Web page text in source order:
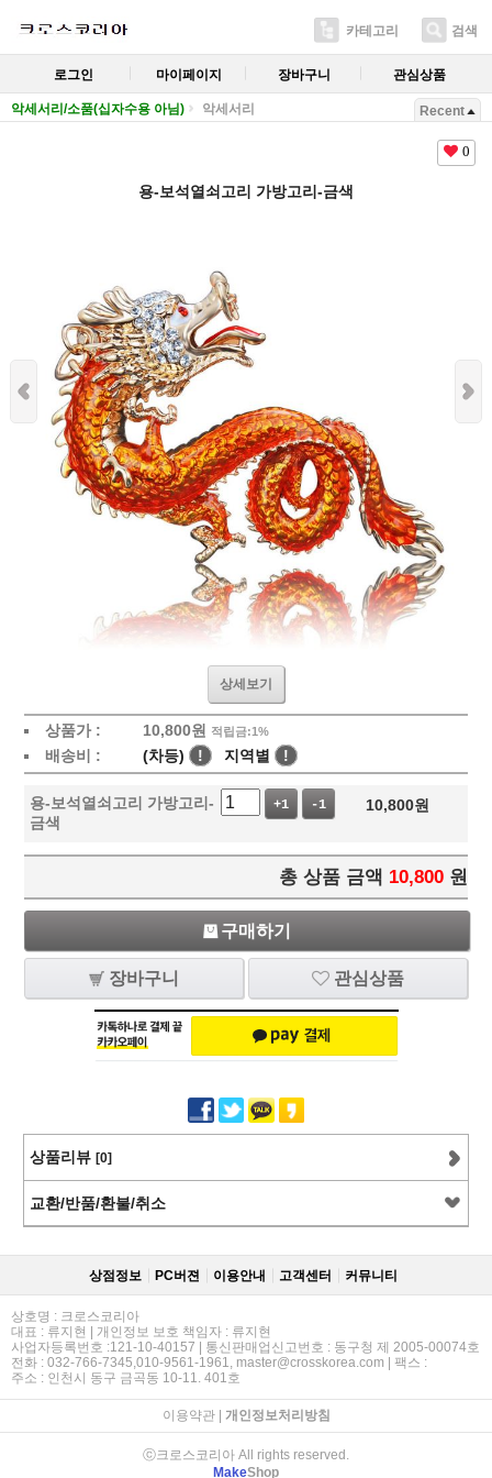
카테고리 검색
로그인 마이페이지 장바구니 관심상품
악세서리/소품(십자수용 아님) 악세서리 Recent
0
용-보석열쇠고리 가방고리-금색
상세보기
상품가 : 10,800원 적립금:1%
배송비 : (차등) ! 지역별 !
용-보석열쇠고리 가방고리-
금색
+1 -1 10,800원
총 상품 금액 10,800 원
구매하기
장바구니 관심상품
상품리뷰 [0]
교환/반품/환불/취소
상점정보 PC버젼 이용안내 고객센터 커뮤니티
상호명 : 크로스코리아
대표 : 류지현 | 개인정보 보호 책임자 : 류지현
사업자등록번호 :121-10-40157 | 통신판매업신고번호 : 동구청 제 2005-00074호
전화 : 032-766-7345,010-9561-1961, master@crosskorea.com | 팩스 :
주소 : 인천시 동구 금곡동 10-11. 401호
이용약관| 개인정보처리방침
ⓒ크로스코리아 All rights reserved.
MakeShop